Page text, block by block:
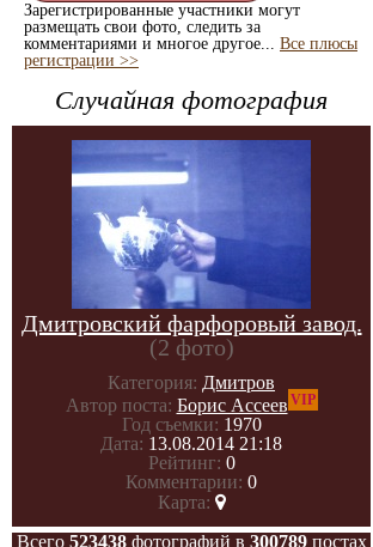
Зарегистрированные участники могут
размещать свои фото, следить за
комментариями и многое другое... Все плюсы
регистрации >>
Случайная фотография
Дмитровский фарфоровый завод.
(2 фото)
Категория: Дмитров
Автор поста: Борис Ассеев VIP
Год съемки: 1970
Дата: 13.08.2014 21:18
Рейтинг: 0
Комментарии: 0
Карта:
Всего 523438фотографий в 300789постах